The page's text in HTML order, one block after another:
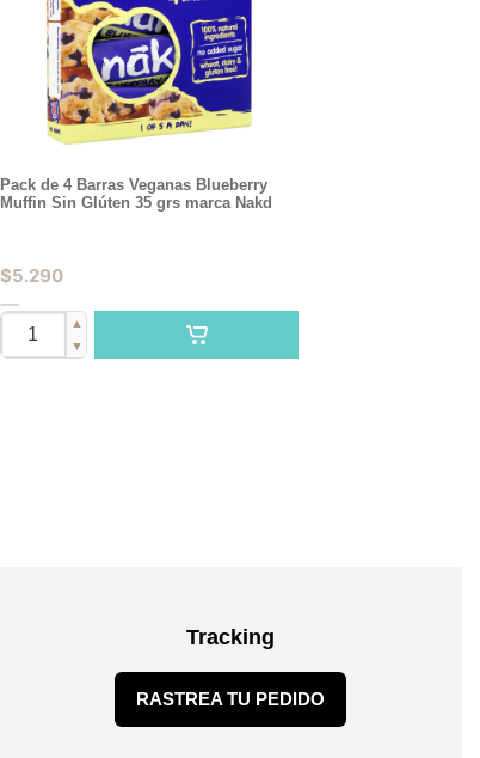
Pack de 4 Barras Veganas Blueberry
Muffin Sin Glúten 35 grs marca Nakd
$5.290
▲
▼
Tracking
RASTREA TU PEDIDO